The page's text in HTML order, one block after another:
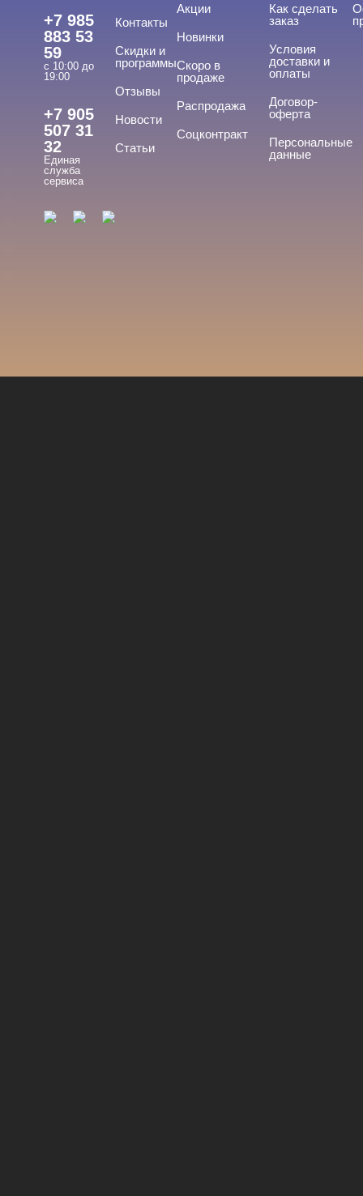
Уход
Фрезы, боры, колпачки
Cвернуть
BLOOM
IB.DI NAILS
+7 985
883 53
59
с 10:00 до
19:00
+7 905
507 31
32
Единая
служба
сервиса
Контакты
Скидки и
программы
Отзывы
Новости
Статьи
Акции
Новинки
Скоро в
продаже
Распродажа
Соцконтракт
Как сделать
заказ
Условия
доставки и
оплаты
Договор-
оферта
Персональные
данные